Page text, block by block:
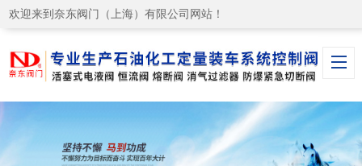
欢迎来到奈东阀门（上海）有限公司网站！